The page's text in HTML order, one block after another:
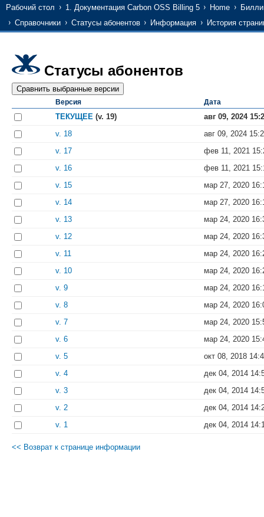
Рабочий стол 1. Документация Carbon OSS Billing 5 Home
Справочники
Статусы абонентов Информация История
Статусы абонентов
Версия Дата
ТЕКУЩЕЕ (v. 19)
авг 09, 2024
v. 18
авг 09, 2024
v. 17
фев 11, 2021
v. 16
фев 11, 2021
v. 15
мар 27, 2020
v. 14
мар 27, 2020
v. 13
мар 24, 2020
v. 12
мар 24, 2020
v. 11
мар 24, 2020
v. 10
мар 24, 2020
v. 9
мар 24, 2020
v. 8
мар 24, 2020
v. 7
мар 24, 2020
v. 6
мар 24, 2020
v. 5
окт 08, 2018
v. 4
дек 04, 2014
v. 3
дек 04, 2014
v. 2
дек 04, 2014
v. 1
дек 04, 2014
<< Возврат к странице информации